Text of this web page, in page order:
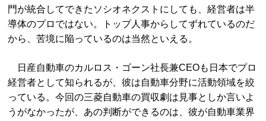
門が統合してできたソシオネクストにしても、経営者は半
導体のプロではない。トップ人事からしてずれているのだ
から、苦境に陥っているのは当然といえる。
日産自動車のカルロス・ゴーン社長兼CEOも日本でプロ
経営者として知られるが、彼は自動車分野に活動領域を絞
っている。今回の三菱自動車の買収劇は見事としか言いよ
うがなかったが、あの判断ができるのは、彼が自動車業界